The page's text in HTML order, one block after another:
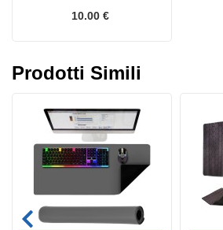
10.00 €
Prodotti Simili